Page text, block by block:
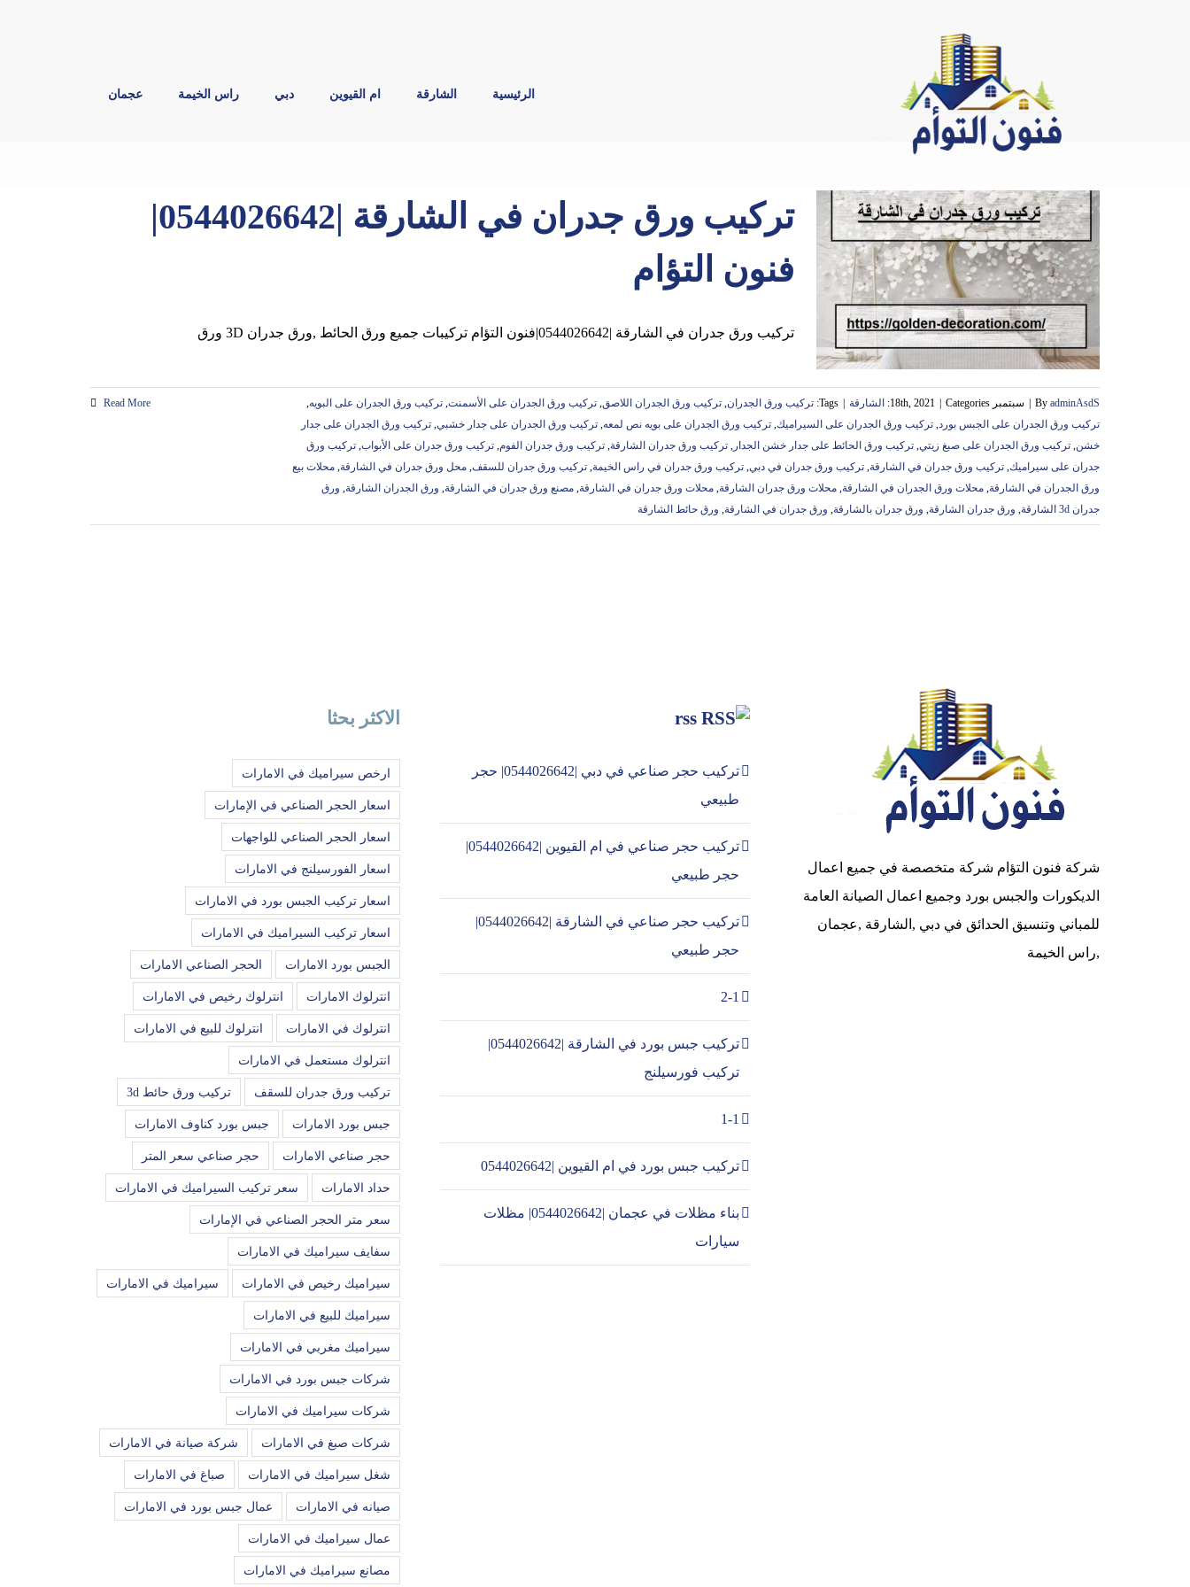
الرئيسية الشارقة ام القيوين دبي راس الخيمة عجمان
تركيب ورق جدران في الشارقة |0544026642|
فنون التؤام
تركيب ورق جدران في الشارقة |0544026642|فنون التؤام تركيبات جميع ورق الحائط ,ورق جدران 3D ورق
By adminAsdS سبتمبر 18th, 2021 Categories: الشارقة Tags: تركيب ورق الجدران, تركيب ورق الجدران اللاصق, تركيب ورق الجدران على الأسمنت, تركيب ورق الجدران على البويه,
تركيب ورق الجدران على الجبس بورد, تركيب ورق الجدران على السيراميك, تركيب ورق الجدران على بويه نص لمعه, تركيب ورق الجدران على جدار خشبي, تركيب ورق الجدران على جدار
خشن, تركيب ورق الجدران على صبغ زيتي, تركيب ورق الحائط على جدار خشن الجدار , تركيب ورق جدران الشارقة, تركيب ورق جدران الفوم, تركيب ورق جدران على الأبواب, تركيب ورق
جدران على سيراميك, تركيب ورق جدران في الشارقة, تركيب ورق جدران في دبي, تركيب ورق جدران في راس الخيمة, تركيب ورق جدران للسقف, محل ورق جدران في الشارقة, محلات بيع
ورق الجدران في الشارقة, محلات ورق الجدران في الشارقة, محلات ورق جدران الشارقة, محلات ورق جدران في الشارقة, مصنع ورق جدران في الشارقة, ورق الجدران الشارقة, ورق
جدران 3d الشارقة
, ورق جدران الشارقة, ورق جدران بالشارقة, ورق جدران في الشارقة, ورق حائط الشارقة
Read More
شركة فنون التؤام شركة متخصصة في جميع اعمال
الديكورات والجبس بورد وجميع اعمال الصيانة العامة
للمباني وتنسيق الحدائق في دبي ,الشارقة ,عجمان
,راس الخيمة
rss
تركيب حجر صناعي في دبي |0544026642| حجر
طبيعي
تركيب حجر صناعي في ام القيوين |0544026642|
حجر طبيعي
تركيب حجر صناعي في الشارقة |0544026642|
حجر طبيعي
2-1
تركيب جبس بورد في الشارقة |0544026642|
تركيب فورسيلنج
1-1
تركيب جبس بورد في ام القيوين |0544026642
بناء مظلات في عجمان |0544026642| مظلات
سيارات
الاكثر بحثا
ارخص سيراميك في الامارات
اسعار الحجر الصناعي في الإمارات
اسعار الحجر الصناعي للواجهات
اسعار الفورسيلنج في الامارات
اسعار تركيب الجبس بورد في الامارات
اسعار تركيب السيراميك في الامارات
الجبس بورد الامارات الحجر الصناعي الامارات
انترلوك الامارات انترلوك رخيص في الامارات
انترلوك في الامارات انترلوك للبيع في الامارات
انترلوك مستعمل في الامارات
تركيب ورق جدران للسقف تركيب ورق حائط 3d
جبس بورد الامارات جبس بورد كناوف الامارات
حجر صناعي الامارات حجر صناعي سعر المتر
حداد الامارات سعر تركيب السيراميك في الامارات
سعر متر الحجر الصناعي في الإمارات
سفايف سيراميك في الامارات
سيراميك رخيص في الامارات سيراميك في الامارات
سيراميك للبيع في الامارات
سيراميك مغربي في الامارات
شركات جبس بورد في الامارات
شركات سيراميك في الامارات
شركات صبغ في الامارات شركة صيانة في الامارات
شغل سيراميك في الامارات صباغ في الامارات
صيانه في الامارات عمال جبس بورد في الامارات
عمال سيراميك في الامارات
مصانع سيراميك في الامارات